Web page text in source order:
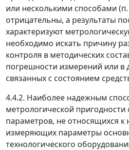
или несколькими способами (п.
отрицательны, а результаты
характеризуют
необходимо искать причину
контроля в методических
погрешности измерений или в
связанных с состоянием
4.4.2. Наиболее надежным
метрологической пригодности
параметров, не относящихся
измеряющих параметры
технологического